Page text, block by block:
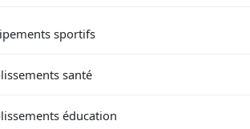
sportifs
santé
éducation